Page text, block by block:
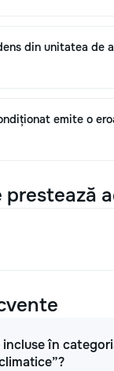
din unitatea de
emite o
prestează
în